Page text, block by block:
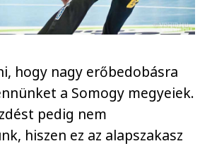
hogy nagy erőbedobásra
a Somogy megyeiek.
pedig nem
hiszen ez az alapszakasz